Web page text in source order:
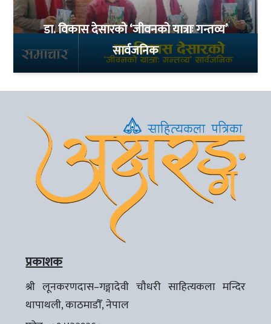
डा. विकास देसारको ‘जीवनको यात्राः गन्तव्य’
सार्वजनिक
प्रकाशक
श्री लूनकरणदास–गङ्गादेवी चौधरी साहित्यकला मन्दिर
थापाथली, काठमाडौँ, नेपाल